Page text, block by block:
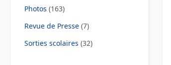
Photos (163)
Revue de Presse (7)
Sorties scolaires (32)